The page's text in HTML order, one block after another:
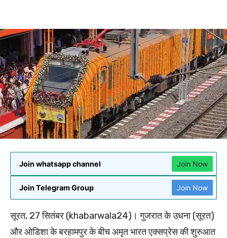
Join whatsapp channel Join Now
Join Telegram Group Join Now
सूरत, 27 सितंबर (khabarwala24)। गुजरात के उधना (सूरत)
और ओडिशा के बरहामपुर के बीच अमृत भारत एक्सप्रेस की शुरुआत